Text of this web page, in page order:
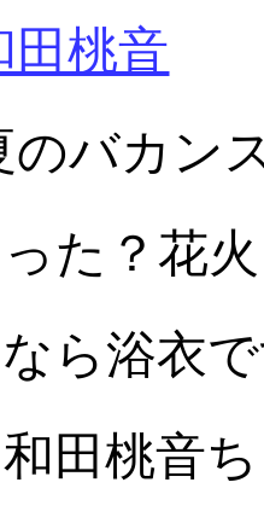
田桃音
のバカン
た？花
ら浴衣
田桃音